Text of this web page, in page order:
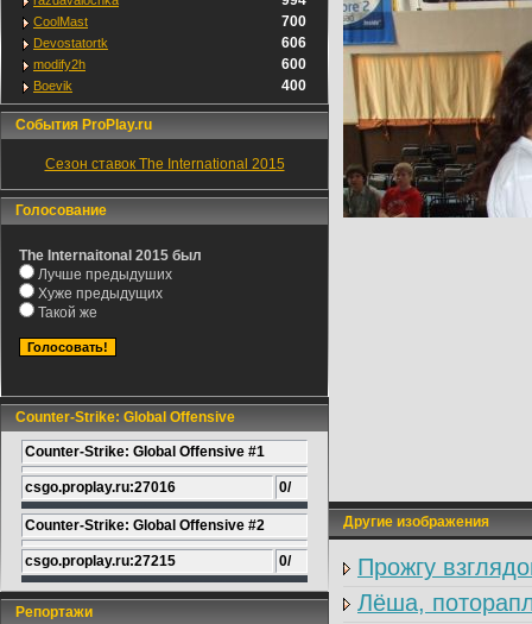
CoolMast 700
Devostatortk 606
modify2h 600
Boevik 400
События ProPlay.ru
Сезон ставок The International 2015
Голосование
The Internaitonal 2015 был
Лучше предыдуших
Хуже предыдущих
Такой же
Counter-Strike: Global Offensive
Counter-Strike: Global Offensive #1
csgo.proplay.ru:27016 0/
Counter-Strike: Global Offensive #2
csgo.proplay.ru:27215 0/
Репортажи
Другие изображения
Прожгу
Лёша,